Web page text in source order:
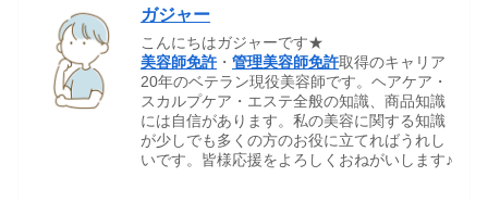
ガジャー
こんにちはガジャーです★
美容師免許 ・管理美容師免許取得のキャリア
20年のベテラン現役美容師です。ヘアケア・
スカルプケア・エステ全般の知識、商品知識
には自信があります。私の美容に関する知識
が少しでも多くの方のお役に立てればうれし
いです。皆様応援をよろしくおねがいします♪